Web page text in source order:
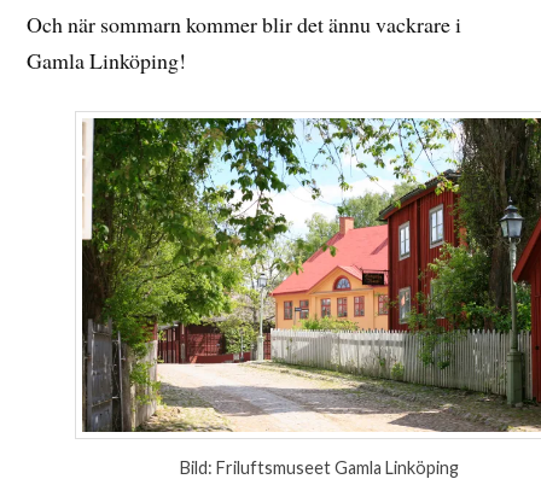
Och när sommarn kommer blir det ännu vackrare i
Gamla Linköping!
Bild: Friluftsmuseet Gamla Linköping